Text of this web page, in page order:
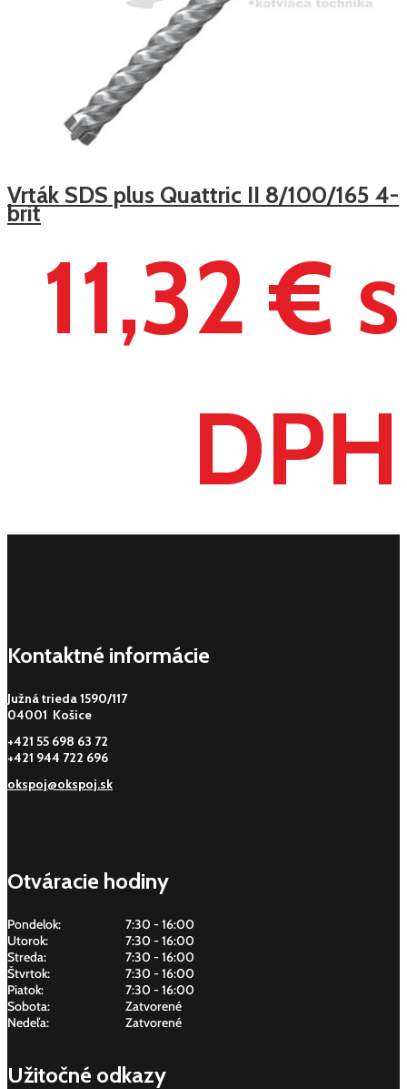
Vrták SDS plus Quattric II 8/100/165 4-
brit
11,32 € s
DPH
Kontaktné informácie
Južná trieda 1590/117
04001 Košice
+421 55 698 63 72
+421 944 722 696
okspoj@okspoj.sk
Otváracie hodiny
Pondelok:
7:30 - 16:00
Utorok:
7:30 - 16:00
Streda:
7:30 - 16:00
Štvrtok:
7:30 - 16:00
Piatok:
7:30 - 16:00
Sobota:
Zatvorené
Nedeľa:
Zatvorené
Užitočné odkazy